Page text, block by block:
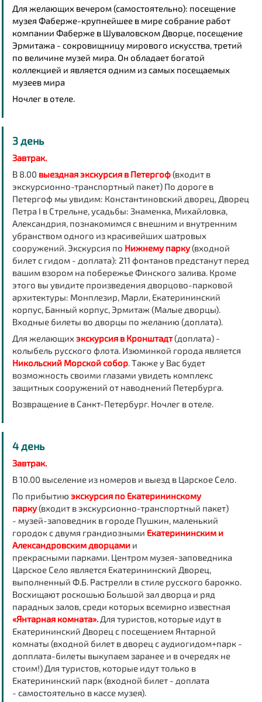
Для желающих вечером (самостоятельно): посещение
музея Фаберже-крупнейшее в мире собрание работ
компании Фаберже в Шуваловском Дворце, посещение
Эрмитажа - сокровищницу мирового искусства, третий
по величине музей мира. Он обладает богатой
коллекцией и является одним из самых посещаемых
музеев мира
Ночлег в отеле.
3 день
Завтрак.
В 8.00 выездная экскурсия в Петергоф(входит в
экскурсионно-транспортный пакет) По дороге в
Петергоф мы увидим: Константиновский дворец, Дворец
Петра I в Стрельне, усадьбы: Знаменка, Михайловка,
Александрия, познакомимся с внешним и внутренним
убранством одного из красивейших шатровых
сооружений. Экскурсия по Нижнему парку(входной
билет с гидом - доплата): 211 фонтанов предстанут перед
вашим взором на побережье Финского залива. Кроме
этого вы увидите произведения дворцово-парковой
архитектуры: Монплезир, Марли, Екатерининский
корпус, Банный корпус, Эрмитаж (Малые дворцы).
Входные билеты во дворцы по желанию (доплата).
Для желающих экскурсия в Кронштадт(доплата) -
колыбель русского флота. Изюминкой города является
Никольский Морской собор. Также у Вас будет
возможность своими глазами увидеть комплекс
защитных сооружений от наводнений Петербурга.
Возвращение в Санкт-Петербург. Ночлег в отеле.
4 день
Завтрак.
В 10.00 выселение из номеров и выезд в Царское Село.
По прибытию экскурсия по Екатерининскому
парку(входит в экскурсионно-транспортный пакет)
- музей-заповедник в городе Пушкин, маленький
городок с двумя грандиозными Екатерининским и
Александровским дворцамии
прекрасными парками. Центром музея-заповедника
Царское Село является Екатерининский Дворец,
выполненный Ф.Б. Растрелли в стиле русского барокко.
Восхищают роскошью Большой зал дворца и ряд
парадных залов,среди которых всемирно известная
«Янтарная комната». Для туристов, которые идут в
Екатерининский Дворец с посещением Янтарной
комнаты (входной билет в дворец с аудиогидом+парк -
допплата-билеты выкупаем заранее и в очередях не
стоим!) Для туристов, которые идут только в
Екатерининский парк (входной билет - доплата
- самостоятельно в кассе музея).